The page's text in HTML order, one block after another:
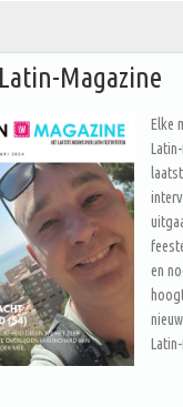
Magazine
Elke
en